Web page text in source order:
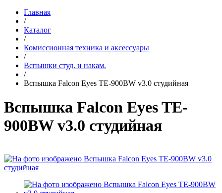
Главная
/
Каталог
/
Комиссионная техника и аксессуары
/
Вспышки студ. и накам.
/
Вспышка Falcon Eyes TE-900BW v3.0 студийная
Вспышка Falcon Eyes TE-
900BW v3.0 студийная